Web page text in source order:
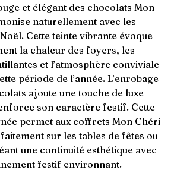
et élégant des chocolats Mon
naturellement avec les
Cette teinte vibrante évoque
la chaleur des foyers, les
et l’atmosphère conviviale
période de l’année. L’enrobage
ajoute une touche de luxe
son caractère festif. Cette
permet aux coffrets Mon Chéri
sur les tables de fêtes ou
une continuité esthétique avec
festif environnant.